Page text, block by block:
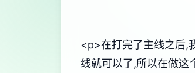
<p>在打完了主线之后,
线就可以了,所以在做这